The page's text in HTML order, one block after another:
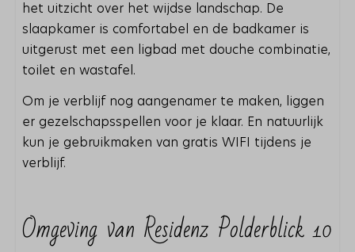
het uitzicht over het wijdse landschap. De
slaapkamer is comfortabel en de badkamer is
uitgerust met een ligbad met douche combinatie,
toilet en wastafel.
Om je verblijf nog aangenamer te maken, liggen
er gezelschapsspellen voor je klaar. En natuurlijk
kun je gebruikmaken van gratis WIFI tijdens je
verblijf.
Omgeving van Residenz Polderblick 10